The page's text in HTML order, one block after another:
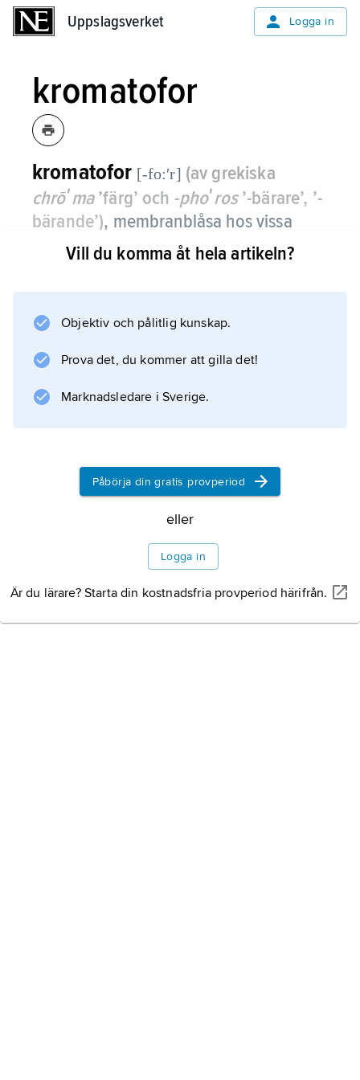
Uppslagsverket Logga in
kromatofor
kromatofor [-fo:ʹr] (av grekiska
chrōʹma’färg’ och -phoʹros’-bärare’, ’-
bärande’), membranblåsa hos vissa
fototrofa bakterier vilken innehåller
Information om artikeln
Vill du komma åt hela artikeln?
Objektiv och pålitlig kunskap.
Prova det, du kommer att gilla det!
Marknadsledare i Sverige.
Påbörja din gratis provperiod
eller
Logga in
Är du lärare? Starta din kostnadsfria provperiod härifrån.